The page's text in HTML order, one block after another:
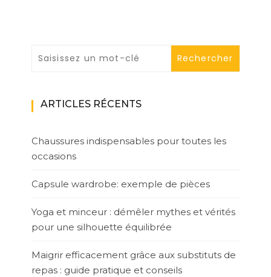
ARTICLES RÉCENTS
Chaussures indispensables pour toutes les
occasions
Capsule wardrobe: exemple de pièces
Yoga et minceur : démêler mythes et vérités
pour une silhouette équilibrée
Maigrir efficacement grâce aux substituts de
repas : guide pratique et conseils